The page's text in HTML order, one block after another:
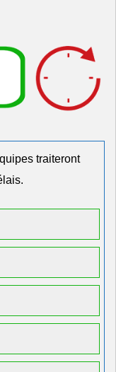
traiteront